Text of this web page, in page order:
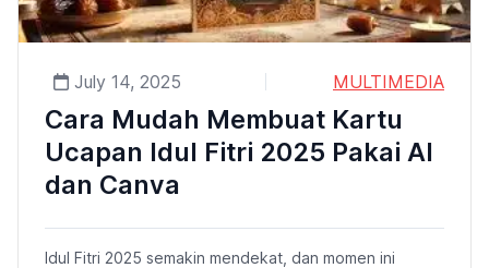
July 14, 2025 MULTIMEDIA
Cara Mudah Membuat Kartu
Ucapan Idul Fitri 2025 Pakai AI
dan Canva
Idul Fitri 2025 semakin mendekat, dan momen ini